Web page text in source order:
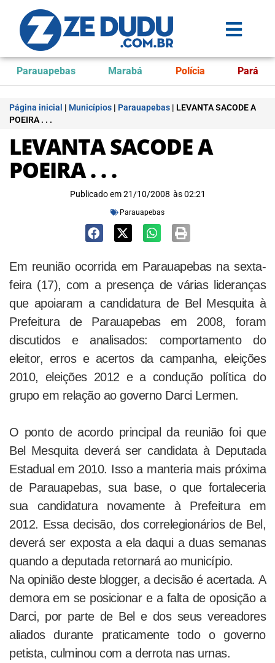
Parauapebas Marabá Polícia Pará
Página inicial | Municípios | Parauapebas | LEVANTA SACODE A
POEIRA . . .
LEVANTA SACODE A
POEIRA . . .
Publicado em 21/10/2008 às 02:21
Parauapebas
Em reunião ocorrida em Parauapebas na sexta-
feira (17), com a presença de várias lideranças
que apoiaram a candidatura de Bel Mesquita à
Prefeitura de Parauapebas em 2008, foram
discutidos e analisados: comportamento do
eleitor, erros e acertos da campanha, eleições
2010, eleições 2012 e a condução política do
grupo em relação ao governo Darci Lermen.
O ponto de acordo principal da reunião foi que
Bel Mesquita deverá ser candidata à Deputada
Estadual em 2010. Isso a manteria mais próxima
de Parauapebas, sua base, o que fortaleceria
sua candidatura novamente à Prefeitura em
2012. Essa decisão, dos correlegionários de Bel,
deverá ser exposta a ela daqui a duas semanas
quando a deputada retornará ao município.
Na opinião deste blogger, a decisão é acertada. A
demora em se posicionar e a falta de oposição a
Darci, por parte de Bel e dos seus vereadores
aliados durante praticamente todo o governo
petista, culminou com a derrota nas urnas.